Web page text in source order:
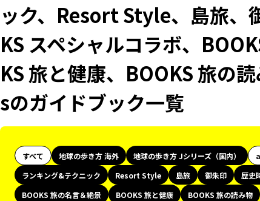
ック、Resort Style、島旅、
KS スペシャルコラボ、
KS 旅と健康、BOOKS 旅の
sのガイドブック一覧
すべて 地球の歩き方 海外 地球の歩き方 Jシリーズ（国内）
ランキング&テクニック
Resort Style 島旅 御朱印 歴史
BOOKS 旅の名言＆絶景
BOOKS 旅と健康 BOOKS 旅の読み物